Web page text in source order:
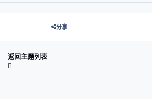
分享
返回主题列表